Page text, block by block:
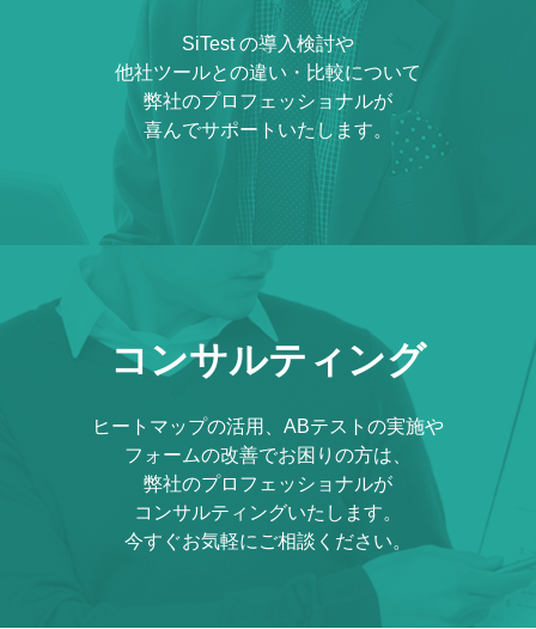
SiTest の導入検討や
他社ツールとの違い・比較について
弊社のプロフェッショナルが
喜んでサポートいたします。
コンサルティング
ヒートマップの活用、ABテストの実施や
フォームの改善でお困りの方は、
弊社のプロフェッショナルが
コンサルティングいたします。
今すぐお気軽にご相談ください。